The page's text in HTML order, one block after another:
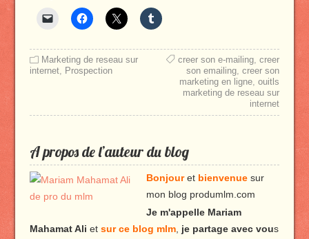
Marketing de reseau sur
internet, Prospection
creer son e-mailing,creer
son emailing,creer son
marketing en ligne,ouitls
marketing de reseau sur
internet
A propos de l’auteur du blog
Bonjouret bienvenuesur
mon blog produmlm.com
Je m'appelle Mariam
Mahamat Ali et sur ce blog mlm, je partage avec vous